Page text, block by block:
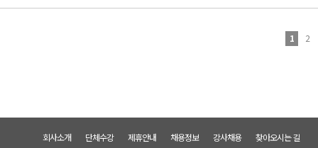
1 2
회사소개 단체수강 제휴안내 채용정보 강사채용 찾아오시는 길